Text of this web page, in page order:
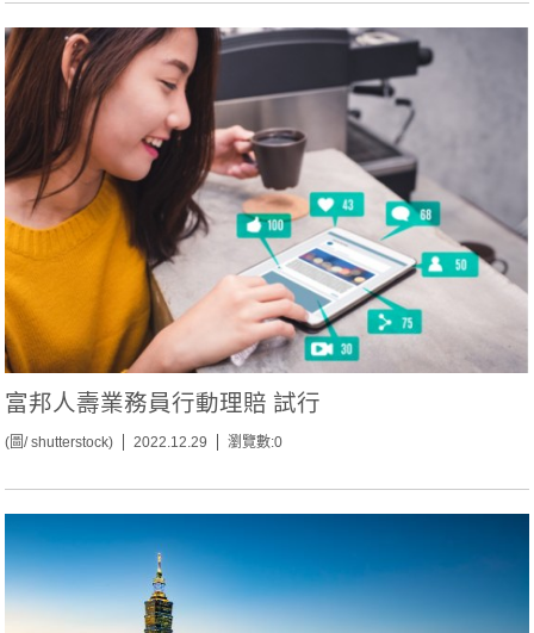
富邦人壽業務員行動理賠 試行
(圖/ shutterstock) 2022.12.29 瀏覽數:0